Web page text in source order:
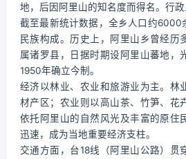
地，后因阿里山的知名度而得名。行政
截至最新统计数据，全乡人口约6000
民族构成。历史上，阿里山乡曾经历
属诸罗县，日据时期设阿里山蕃地，
1950年确立今制。
经济以林业、农业和旅游业为主。林
材产区；农业则以高山茶、竹笋、花
依托阿里山的自然风光及丰富的原住
迅速，成为当地重要经济支柱。
交通方面，台18线（阿里山公路）贯